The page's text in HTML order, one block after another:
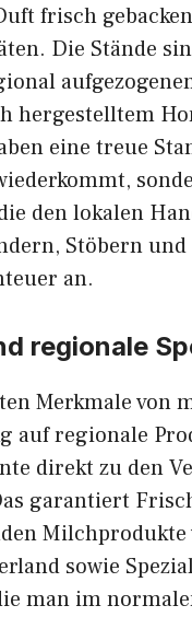
frisch⁠
Die Stände
he⁠rge‌st⁠elltem
eine treue
den lokalen
Stöbern
an.
re​g​io‍nal⁠e
Merkmale von
auf regi‌onale
d‌irekt zu den
garan‍tiert
Milch‍produkte
sowie
m‌an im